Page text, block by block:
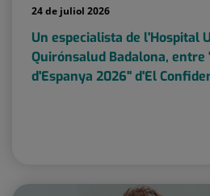
24 de juliol 2026
Un especialista de l'Hospital
Quirónsalud Badalona,
d'Espanya 2026" d'El